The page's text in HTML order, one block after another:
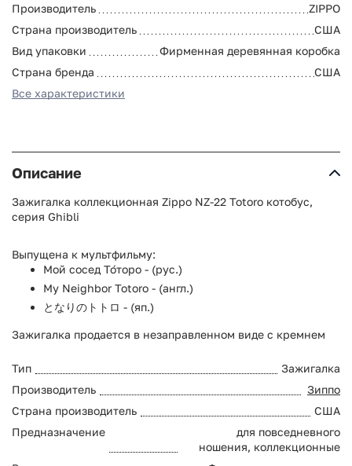
Производитель
ZIPPO
Страна производитель
США
Вид упаковки
Фирменная деревянная коробка
Страна бренда
США
Все характеристики
Описание
Зажигалка коллекционная Zippo NZ-22 Totoro котобус,
серия Ghibli
Выпущена к мультфильму:
Мой сосед То́торо - (рус.)
My Neighbor Totoro - (англ.)
となりのトトロ - (яп.)
Зажигалка продается в незаправленном виде с кремнем
Тип
Зажигалка
Производитель
Зиппо
Страна производитель
США
Предназначение
для повседневного
ношения, коллекционные